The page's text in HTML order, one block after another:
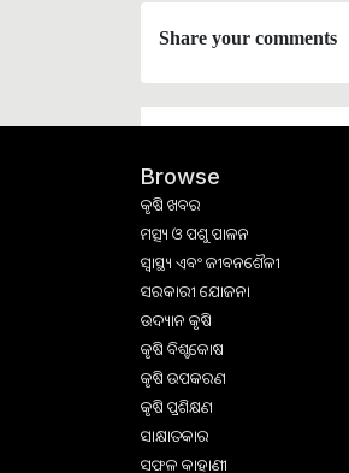
Share your comments
Browse
କୃଷି ଖବର
ମତ୍ସ୍ୟ ଓ ପଶୁ ପାଳନ
ସ୍ୱାସ୍ଥ୍ୟ ଏବଂ ଜୀବନଶୈଳୀ
ସରକାରୀ ଯୋଜନା
ଉଦ୍ୟାନ କୃଷି
କୃଷି ବିଶ୍ବକୋଷ
କୃଷି ଉପକରଣ
କୃଷି ପ୍ରଶିକ୍ଷଣ
ସାକ୍ଷାତକାର
ସଫଳ କାହାଣୀ